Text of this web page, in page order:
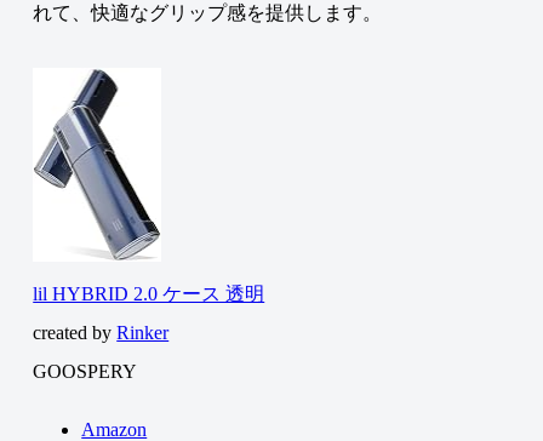
れて、快適なグリップ感を提供します。
lil HYBRID 2.0 ケース 透明
created byRinker
GOOSPERY
Amazon